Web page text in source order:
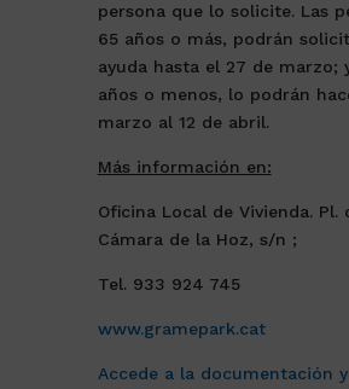
persona que lo solicite. Las
65 años o más, podrán
ayuda hasta el 27 de marzo;
años o menos, lo podrán
marzo al 12 de abril.
Más información en:
Oficina Local de Vivienda. Pl.
Cámara de la Hoz, s/n ;
Tel. 933 924 745
www.gramepark.cat
Accede a la documentación